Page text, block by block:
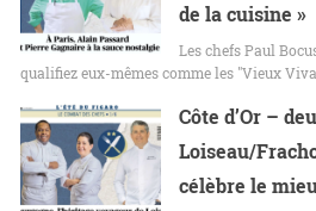
de la cuisine »
Les chefs Paul
qualifiez eux-mêmes comme les "Vieux
Côte d’Or –
Loiseau/
célèbre le